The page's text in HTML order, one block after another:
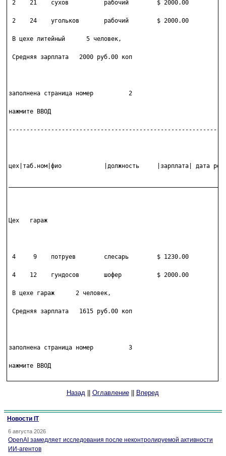
2    21    сухов          рабочий        $ 2000.00
2    24    угольков       рабочий        $ 2000.00
В цехе литейный      5 человек,
Средняя зарплата   2000 руб.00 коп
заполнена страница номер          2
нажмите ВВОД
цех|таб.ном|фио            |должность     |зарплата| дата
Цех   гараж
4     9    потруев        слесарь        $ 1230.00
4    12    гундосов       шофер          $ 2000.00
В цехе гараж      2 человек,
Средняя зарплата   1615 руб.00 коп
заполнена страница номер          3
нажмите ВВОД
Назад|| Оглавление|| Вперед
Новости IT
6 августа 2026
OpenAI замедляет исследования после неконтролируемой активности
ИИ-агентов